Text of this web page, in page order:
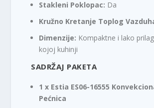
Stakleni Poklopac: Da
Kružno Kretanje Toplog
Dimenzije: Kompaktne i lako
kojoj kuhinji
SADRŽAJ PAKETA
1 x Estia ES06-16555
Pećnica